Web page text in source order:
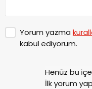
Yorum yazma
kabul ediyorum.
Henüz bu
İlk yorum